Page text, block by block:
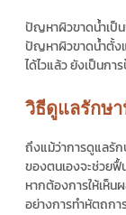
ปัญหาผิวขาดน้ำเป็
ปัญหาผิวขาดน้ำตั้ง
ได้ไวแล้ว ยังเป็นก
วิธีดูแลรักษ
ถึงแม้ว่าการดูแลรั
ของตนเองจะช่วย
หากต้องการให้เห็
อย่างการทำหัตถก